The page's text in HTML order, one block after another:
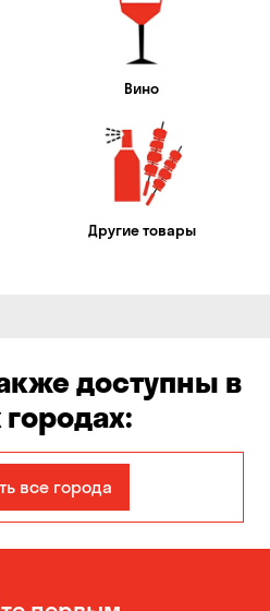
Вино
Другие товары
доступны в
городах:
Балабино
все города